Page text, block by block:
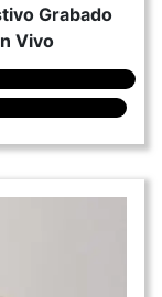
Grabado
Vivo